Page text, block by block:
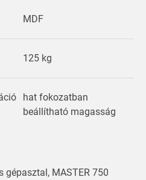
MDF
125 kg
hat fokozatban
beállítható magasság
gépasztal, MASTER 750